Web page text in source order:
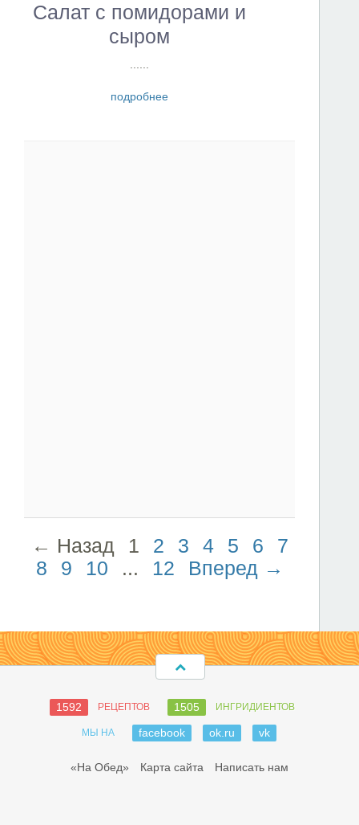
Салат с помидорами и
сыром
подробнее
← Назад 1 2 3 4 5 6
7
8
9 10 ... 12 Вперед →
1592 РЕЦЕПТОВ 1505 ИНГРИДИЕНТОВ
МЫ НА facebook ok.ru vk
«На Обед» Карта сайта Написать нам